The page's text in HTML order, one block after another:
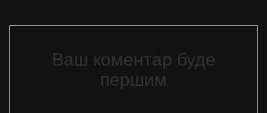
Ваш коментар буде
першим